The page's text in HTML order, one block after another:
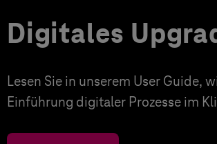
Digitales
Lesen Sie in unserem User Guide,
Einführung digitaler Prozesse im